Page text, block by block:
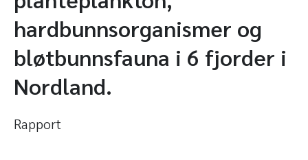
hardbunnsorganismer og
bløtbunnsfauna i 6 fjorder i
Nordland.
Rapport